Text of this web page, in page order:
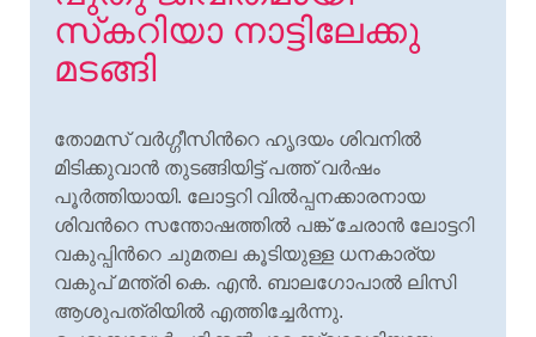
സ്‌കറിയാ നാട്ടിലേക്കു
മടങ്ങി
തോമസ് വര്ഗ്ഗീസിന്റെ ഹൃദയം ശിവനില്
മിടിക്കുവാന് തുടങ്ങിയിട്ട് പത്ത് വര്ഷം
പൂര്ത്തിയായി. ലോട്ടറി വില്പ്പനക്കാരനായ
ശിവന്റെ സന്തോഷത്തില് പങ്ക് ചേരാന് ലോട്ടറി
വകുപ്പിന്റെ ചുമതല കൂടിയുള്ള ധനകാര്യ
വകുപ് മന്ത്രി കെ. എന്. ബാലഗോപാല് ലിസി
ആശുപത്രിയില് എത്തിച്ചേര്ന്നു.